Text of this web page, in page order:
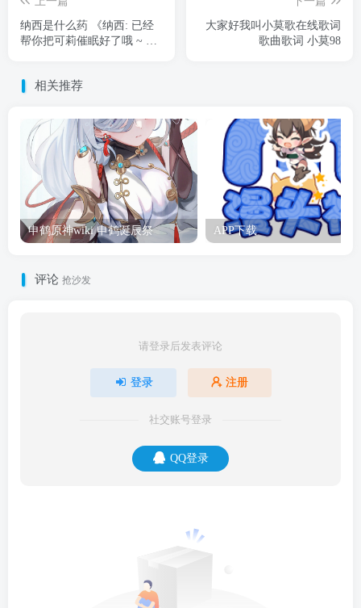
纳西是什么药 《纳西: 已经
帮你把可莉催眠好了哦 ~ 可
大家好我叫小莫歌在线歌词
歌曲歌词 小莫98
相关推荐
申鹤原神wiki 申鹤诞辰祭 APP下载
评论 抢沙发
请登录后发表评论
登录 注册
社交账号登录
QQ登录